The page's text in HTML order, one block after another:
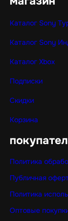
Каталог Sony
Каталог Sony
Каталог Xbox
Подписки
Скидки
Корзина
Политика
Публичная
Политика
Оптовые